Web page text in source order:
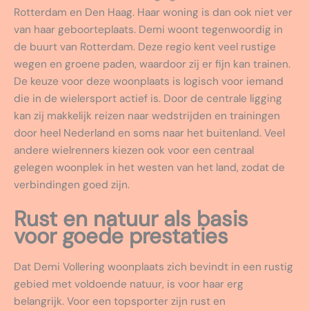
Rotterdam en Den Haag. Haar woning is dan ook niet ver
van haar geboorteplaats. Demi woont tegenwoordig in
de buurt van Rotterdam. Deze regio kent veel rustige
wegen en groene paden, waardoor zij er fijn kan trainen.
De keuze voor deze woonplaats is logisch voor iemand
die in de wielersport actief is. Door de centrale ligging
kan zij makkelijk reizen naar wedstrijden en trainingen
door heel Nederland en soms naar het buitenland. Veel
andere wielrenners kiezen ook voor een centraal
gelegen woonplek in het westen van het land, zodat de
verbindingen goed zijn.
Rust en natuur als basis
voor goede prestaties
Dat Demi Vollering woonplaats zich bevindt in een rustig
gebied met voldoende natuur, is voor haar erg
belangrijk. Voor een topsporter zijn rust en